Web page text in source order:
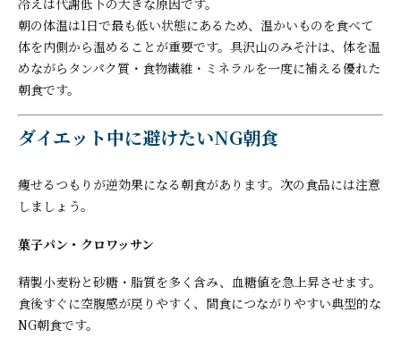
冷えは代謝低下の大きな原因です。
朝の体温は1日で最も低い状態にあるため、温かいものを食べて
体を内側から温めることが重要です。具沢山のみそ汁は、体を温
めながらタンパク質・食物繊維・ミネラルを一度に補える優れた
朝食です。
ダイエット中に避けたいNG朝食
痩せるつもりが逆効果になる朝食があります。次の食品には注意
しましょう。
菓子パン・クロワッサン
精製小麦粉と砂糖・脂質を多く含み、血糖値を急上昇させます。
食後すぐに空腹感が戻りやすく、間食につながりやすい典型的な
NG朝食です。